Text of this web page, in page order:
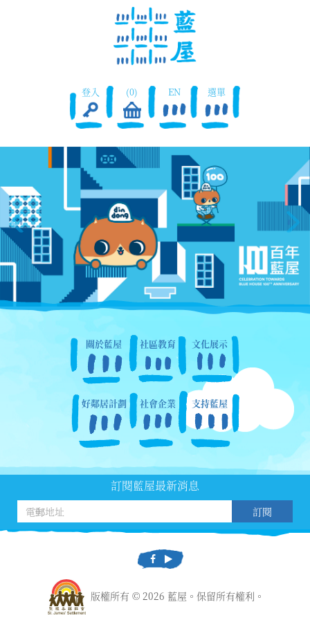
登入 (0) EN 選單
關於藍屋 社區教育 文化展示
好鄰居計劃 社會企業 支持藍屋
訂閱藍屋最新消息
訂閱
版權所有 © 2026 藍屋。保留所有權利。